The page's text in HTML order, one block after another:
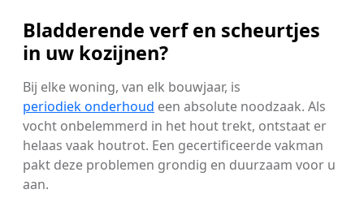
Bladderende verf en scheurtjes
in uw kozijnen?
Bij elke woning, van elk bouwjaar, is
periodiek onderhoud een absolute noodzaak. Als
vocht onbelemmerd in het hout trekt, ontstaat er
helaas vaak houtrot. Een gecertificeerde vakman
pakt deze problemen grondig en duurzaam voor u
aan.